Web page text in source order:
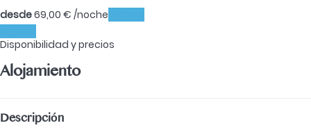
desde69,00 € /noche
Disponibilidad y precios
Alojamiento
Descripción